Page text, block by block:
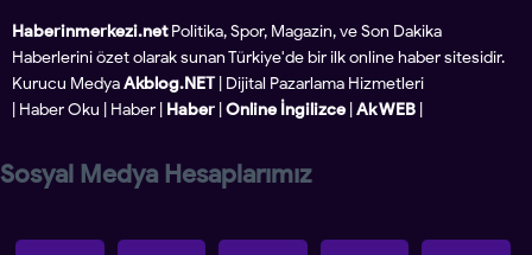
Haberinmerkezi.netPolitika, Spor, Magazin, ve Son Dakika
Haberlerini özet olarak sunan Türkiye'de bir ilk online haber sitesidir.
Kurucu MedyaAkblog.NET | Dijital Pazarlama Hizmetleri
Haber Oku Haber Haber Online İngilizce Ak WEB
Sosyal Medya Hesaplarımız